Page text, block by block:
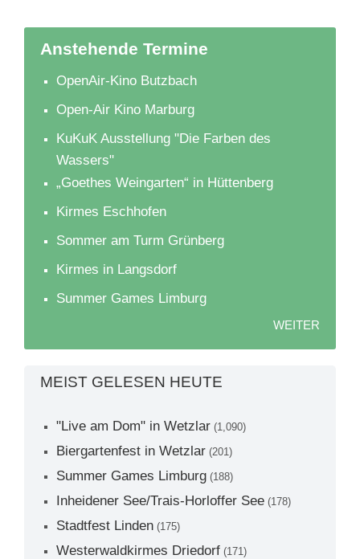
Anstehende Termine
OpenAir-Kino Butzbach
Open-Air Kino Marburg
KuKuK Ausstellung "Die Farben des
Wassers"
„Goethes Weingarten“ in Hüttenberg
Kirmes Eschhofen
Sommer am Turm Grünberg
Kirmes in Langsdorf
Summer Games Limburg
WEITER
MEIST GELESEN HEUTE
"Live am Dom" in Wetzlar (1,090)
Biergartenfest in Wetzlar (201)
Summer Games Limburg (188)
Inheidener See/Trais-Horloffer See (178)
Stadtfest Linden (175)
Westerwaldkirmes Driedorf (171)